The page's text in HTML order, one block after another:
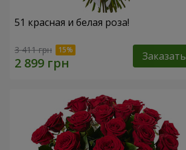
51 красная и белая роза!
3 411 грн Заказать